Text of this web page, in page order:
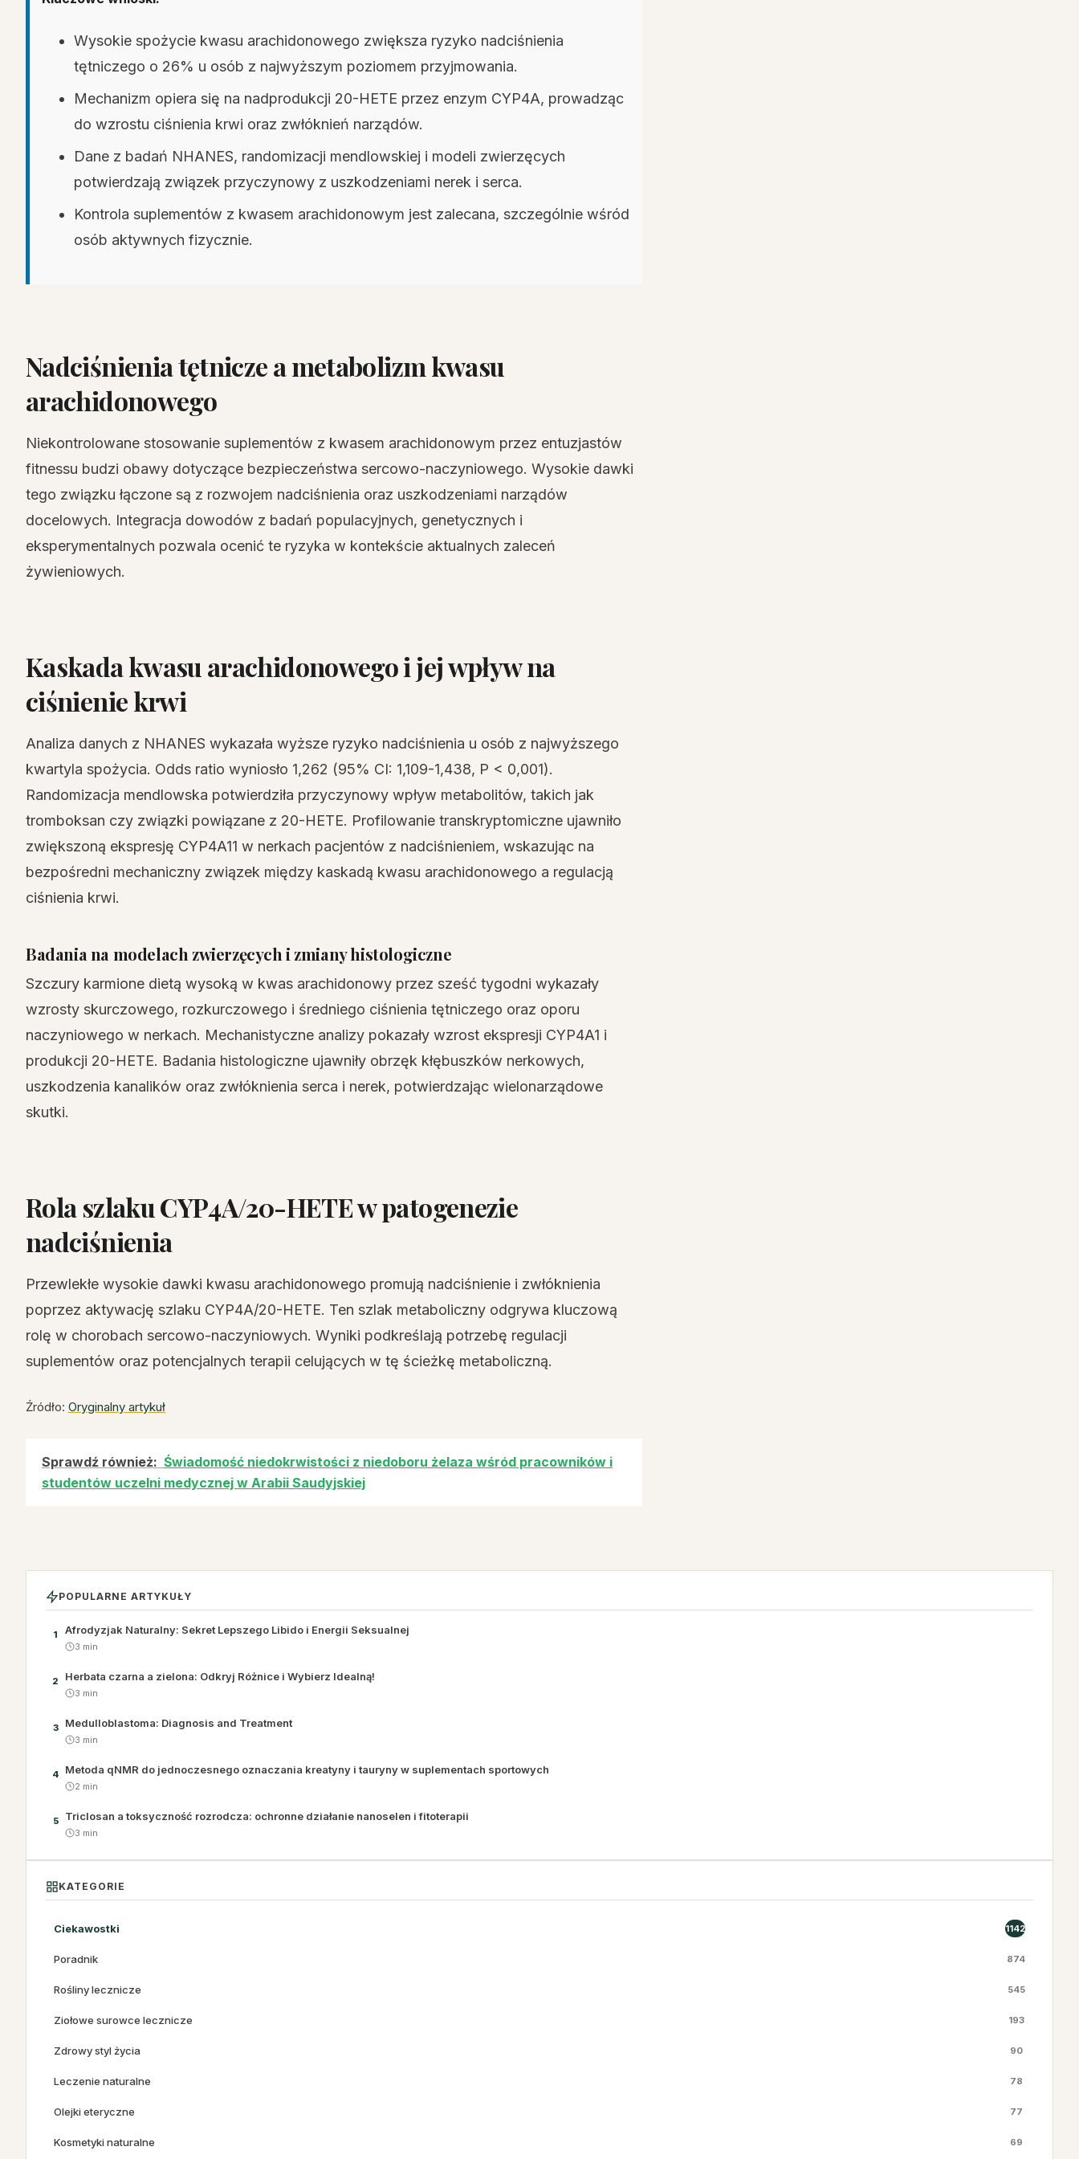
Wysokie spożycie kwasu arachidonowego zwiększa ryzyko nadciśnienia
tętniczego o 26% u osób z najwyższym poziomem przyjmowania.
Mechanizm opiera się na nadprodukcji 20-HETE przez enzym CYP4A, prowadząc
do wzrostu ciśnienia krwi oraz zwłóknień narządów.
Dane z badań NHANES, randomizacji mendlowskiej i modeli zwierzęcych
potwierdzają związek przyczynowy z uszkodzeniami nerek i serca.
Kontrola suplementów z kwasem arachidonowym jest zalecana, szczególnie wśród
osób aktywnych fizycznie.
Nadciśnienia tętnicze a metabolizm kwasu
arachidonowego
Niekontrolowane stosowanie suplementów z kwasem arachidonowym przez entuzjastów
fitnessu budzi obawy dotyczące bezpieczeństwa sercowo-naczyniowego. Wysokie dawki
tego związku łączone są z rozwojem nadciśnienia oraz uszkodzeniami narządów
docelowych. Integracja dowodów z badań populacyjnych, genetycznych i
eksperymentalnych pozwala ocenić te ryzyka w kontekście aktualnych zaleceń
żywieniowych.
Kaskada kwasu arachidonowego i jej wpływ na
ciśnienie krwi
Analiza danych z NHANES wykazała wyższe ryzyko nadciśnienia u osób z najwyższego
kwartyla spożycia. Odds ratio wyniosło 1,262 (95% CI: 1,109-1,438, P < 0,001).
Randomizacja mendlowska potwierdziła przyczynowy wpływ metabolitów, takich jak
tromboksan czy związki powiązane z 20-HETE. Profilowanie transkryptomiczne ujawniło
zwiększoną ekspresję CYP4A11 w nerkach pacjentów z nadciśnieniem, wskazując na
bezpośredni mechaniczny związek między kaskadą kwasu arachidonowego a regulacją
ciśnienia krwi.
Badania na modelach zwierzęcych i zmiany histologiczne
Szczury karmione dietą wysoką w kwas arachidonowy przez sześć tygodni wykazały
wzrosty skurczowego, rozkurczowego i średniego ciśnienia tętniczego oraz oporu
naczyniowego w nerkach. Mechanistyczne analizy pokazały wzrost ekspresji CYP4A1 i
produkcji 20-HETE. Badania histologiczne ujawniły obrzęk kłębuszków nerkowych,
uszkodzenia kanalików oraz zwłóknienia serca i nerek, potwierdzając wielonarządowe
skutki.
Rola szlaku CYP4A/20-HETE w patogenezie
nadciśnienia
Przewlekłe wysokie dawki kwasu arachidonowego promują nadciśnienie i zwłóknienia
poprzez aktywację szlaku CYP4A/20-HETE. Ten szlak metaboliczny odgrywa kluczową
rolę w chorobach sercowo-naczyniowych. Wyniki podkreślają potrzebę regulacji
suplementów oraz potencjalnych terapii celujących w tę ścieżkę metaboliczną.
Źródło: Oryginalny artykuł
Sprawdź również: Świadomość niedokrwistości z niedoboru żelaza wśród pracowników i
studentów uczelni medycznej w Arabii Saudyjskiej
POPULARNE ARTYKUŁY
1 Afrodyzjak Naturalny: Sekret Lepszego Libido i Energii Seksualnej
3 min
2 Herbata czarna a zielona: Odkryj Różnice i Wybierz Idealną!
3 min
3 Medulloblastoma: Diagnosis and Treatment
3 min
4 Metoda qNMR do jednoczesnego oznaczania kreatyny i tauryny w suplementach sportowych
2 min
5 Triclosan a toksyczność rozrodcza: ochronne działanie nanoselen i fitoterapii
3 min
KATEGORIE
Ciekawostki 1142
Poradnik 874
Rośliny lecznicze 545
Ziołowe surowce lecznicze 193
Zdrowy styl życia 90
Leczenie naturalne 78
Olejki eteryczne 77
Kosmetyki naturalne 69